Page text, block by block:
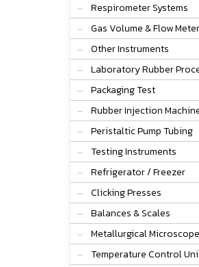
Respirometer Systems
Gas Volume & Flow
Other Instruments
Laboratory Rubber
Packaging Test
Rubber Injection
Peristaltic Pump Tubing
Testing Instruments
Refrigerator / Freezer
Clicking Presses
Balances & Scales
Metallurgical
Temperature Control